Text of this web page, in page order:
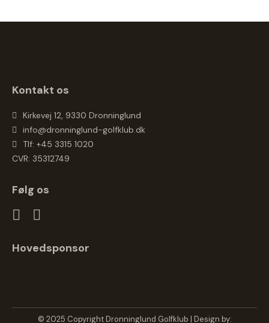
Kontakt os
Kirkevej 12, 9330 Dronninglund
info@dronninglund-golfklub.dk
Tlf: +45 3315 1020
CVR: 35312749
Følg os
Hovedsponsor
© 2025 Copyright Dronninglund Golfklub | Design by: